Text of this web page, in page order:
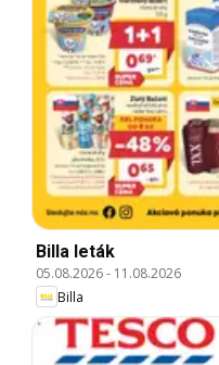
Billa leták
05.08.2026- 11.08.2026
Billa